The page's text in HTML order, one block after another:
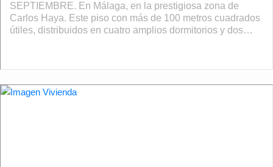
SEPTIEMBRE. En Málaga, en la prestigiosa zona de
Carlos Haya. Este piso con más de 100 metros cuadrados
útiles, distribuidos en cuatro amplios dormitorios y dos